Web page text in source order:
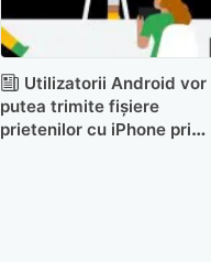
Utilizatorii Android vor
putea trimite fișiere
prietenilor cu iPhone prin